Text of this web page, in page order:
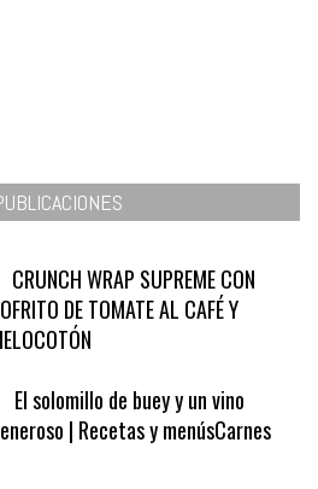
CRUNCH WRAP SUPREME CON
DE TOMATE AL CAFÉ Y
El solomillo de buey y un vino
| Recetas y menúsCarnes